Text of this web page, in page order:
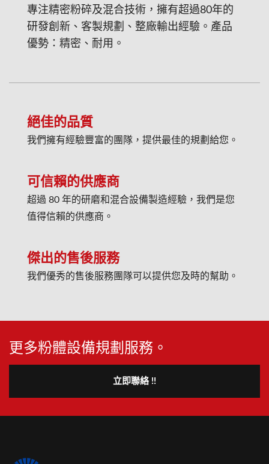
專注精密粉碎及混合技術，擁有超過80年的
研發創新、客製規劃、整廠輸出經驗。產品
優勢：精密、耐用。
絕佳的品質
我們擁有經驗豐富的團隊，提供最佳的規劃給您。
可信賴的供應商
超過 80 年的研磨和混合設備製造經驗，我們是您
值得信賴的供應商。
傑出的售後服務
我們優秀的售後服務團隊可以提供您及時的幫助。
更多粉體設備規劃服務。
立即聯絡 !!